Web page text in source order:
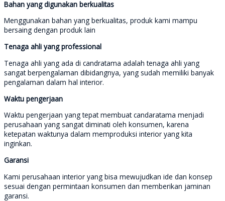
Bahan yang digunakan berkualitas
Menggunakan bahan yang berkualitas, produk kami mampu
bersaing dengan produk lain
Tenaga ahli yang professional
Tenaga ahli yang ada di candratama adalah tenaga ahli yang
sangat berpengalaman dibidangnya, yang sudah memiliki banyak
pengalaman dalam hal interior.
Waktu pengerjaan
Waktu pengerjaan yang tepat membuat candaratama menjadi
perusahaan yang sangat diminati oleh konsumen, karena
ketepatan waktunya dalam memproduksi interior yang kita
inginkan.
Garansi
Kami perusahaan interior yang bisa mewujudkan ide dan konsep
sesuai dengan permintaan konsumen dan memberikan jaminan
garansi.